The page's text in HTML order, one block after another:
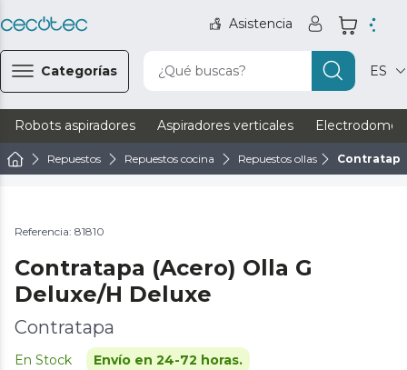
Asistencia
Categorías ¿Qué buscas? ES
Robots aspiradores Aspiradores verticales
Repuestos Repuestos cocina Repuestos ollas
Referencia: 81810
Contratapa (Acero) Olla G
Deluxe/H Deluxe
Contratapa
En Stock Envío en 24-72 horas.